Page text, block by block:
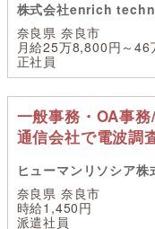
株式会社enrich
奈良県 奈良市
月給25万8,800円～46
正社員
一般事務・OA事
通信会社で電波調
ヒューマンリソシア株
奈良県 奈良市
時給1,450円
派遣社員